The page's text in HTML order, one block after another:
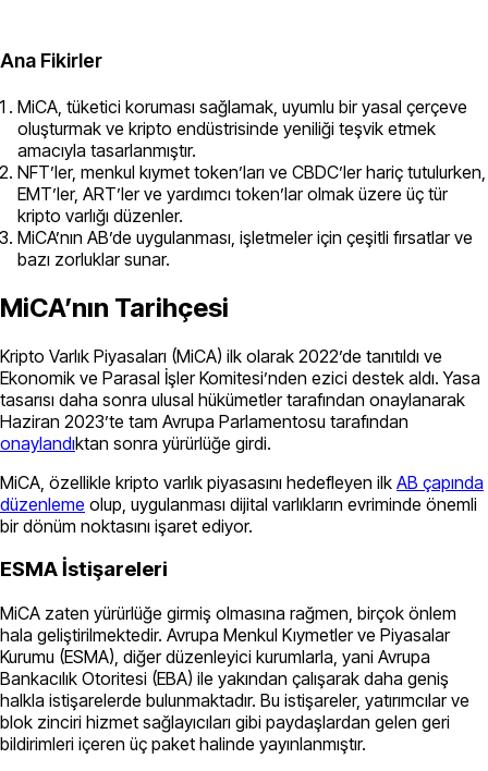
Ana Fikirler
MiCA, tüketici koruması sağlamak, uyumlu bir yasal çerçeve
oluşturmak ve kripto endüstrisinde yeniliği teşvik etmek
amacıyla tasarlanmıştır.
NFT’ler, menkul kıymet token’ları ve CBDC’ler hariç tutulurken,
EMT’ler, ART’ler ve yardımcı token’lar olmak üzere üç tür
kripto varlığı düzenler.
MiCA’nın AB’de uygulanması, işletmeler için çeşitli fırsatlar ve
bazı zorluklar sunar.
MiCA’nın Tarihçesi
Kripto Varlık Piyasaları (MiCA) ilk olarak 2022’de tanıtıldı ve
Ekonomik ve Parasal İşler Komitesi’nden ezici destek aldı. Yasa
tasarısı daha sonra ulusal hükümetler tarafından onaylanarak
Haziran 2023’te tam Avrupa Parlamentosu tarafından
onaylandıktan sonra yürürlüğe girdi.
MiCA, özellikle kripto varlık piyasasını hedefleyen ilk AB çapında
düzenleme olup, uygulanması dijital varlıkların evriminde önemli
bir dönüm noktasını işaret ediyor.
ESMA İstişareleri
MiCA zaten yürürlüğe girmiş olmasına rağmen, birçok önlem
hala geliştirilmektedir. Avrupa Menkul Kıymetler ve Piyasalar
Kurumu (ESMA), diğer düzenleyici kurumlarla, yani Avrupa
Bankacılık Otoritesi (EBA) ile yakından çalışarak daha geniş
halkla istişarelerde bulunmaktadır. Bu istişareler, yatırımcılar ve
blok zinciri hizmet sağlayıcıları gibi paydaşlardan gelen geri
bildirimleri içeren üç paket halinde yayınlanmıştır.